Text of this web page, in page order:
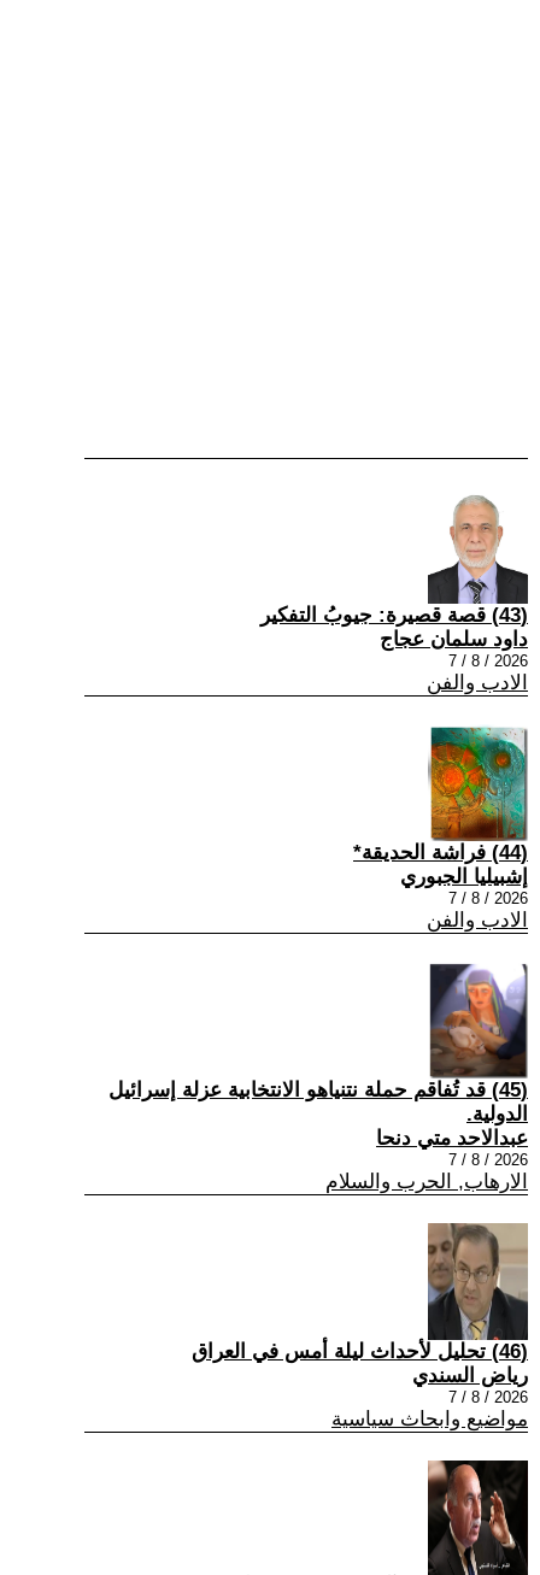
(43) قصة قصيرة: جيوبُ التفكير
داود سلمان عجاج
2026 / 8 / 7
الادب والفن
(44) فراشة الحديقة*
إشبيليا الجبوري
2026 / 8 / 7
الادب والفن
(45) قد تُفاقم حملة نتنياهو الانتخابية عزلة إسرائيل
الدولية.
عبدالاحد متي دنحا
2026 / 8 / 7
الارهاب, الحرب والسلام
(46) تحليل لأحداث ليلة أمس في العراق
رياض السندي
2026 / 8 / 7
مواضيع وابحاث سياسية